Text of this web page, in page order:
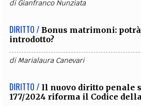
diGianfranco Nunziata
DIRITTO / Bonus matrimoni:
introdotto?
diMarialaura Canevari
DIRITTO / Il nuovo diritto penale
177/2024 riforma il Codice